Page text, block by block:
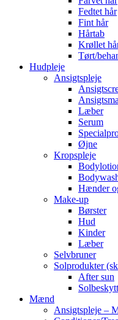
Fedtet hår
Fint hår
Hårtab
Krøllet
Tørt/
Hudpleje
Ansigtspleje
Læber
Serum
Øjne
Kropspleje
Hænder
Make-up
Børster
Hud
Kinder
Læber
Selvbruner
Solprodukter
After sun
Mænd
Ansigtspleje –